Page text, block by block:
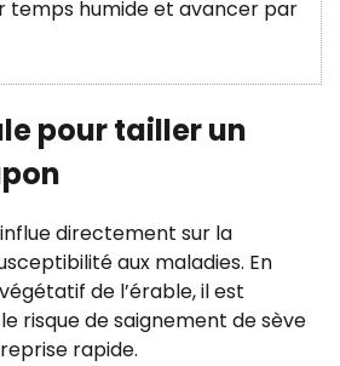
temps humide et avancer par
pour tailler un
directement sur la
aux maladies. En
de l’érable, il est
risque de saignement de sève
rapide.